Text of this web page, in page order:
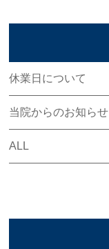
休業日について
当院からのお知らせ
ALL